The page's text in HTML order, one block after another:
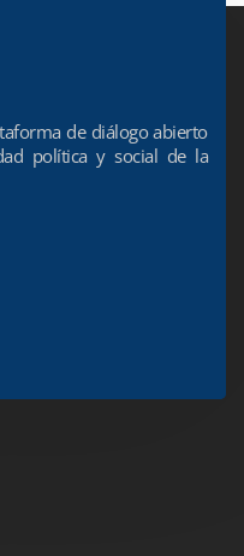
de diálogo abierto
política y social de la